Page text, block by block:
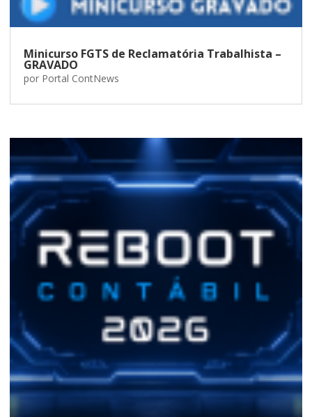
Minicurso FGTS de Reclamatória Trabalhista –
GRAVADO
por Portal ContNews